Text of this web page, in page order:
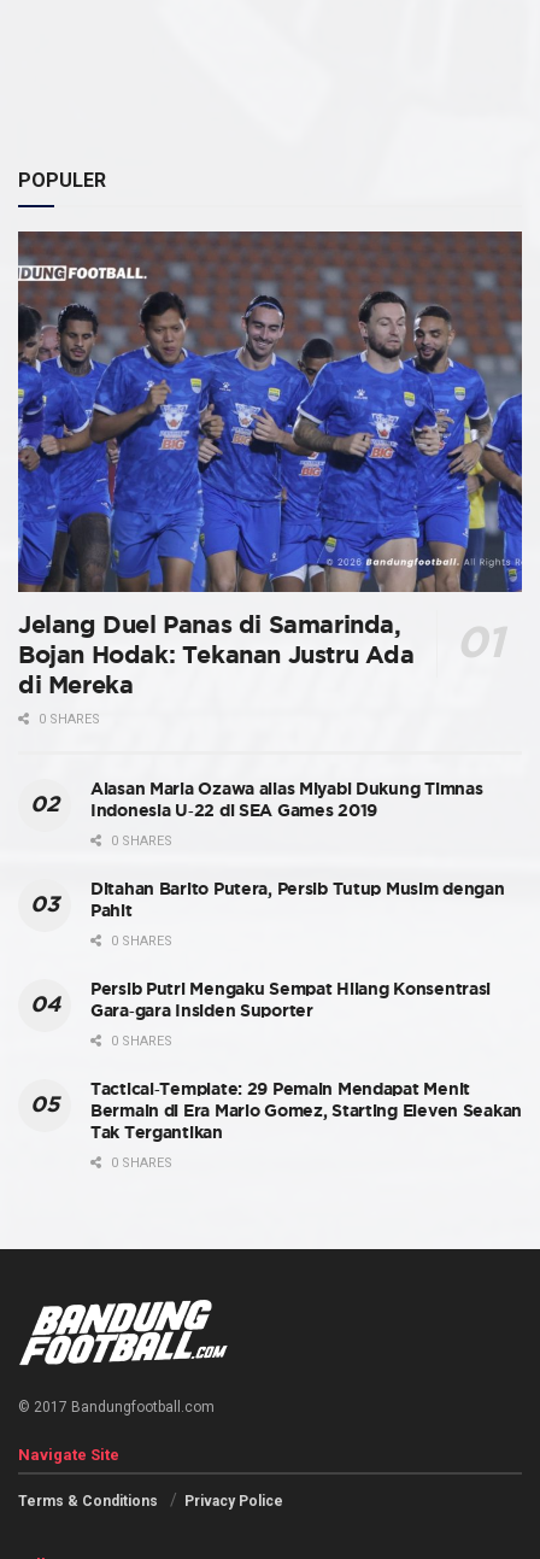
POPULER
Jelang Duel Panas di Samarinda,
Bojan Hodak: Tekanan Justru Ada
di Mereka
0 SHARES
Alasan Maria Ozawa alias Miyabi Dukung Timnas
Indonesia U-22 di SEA Games 2019
0 SHARES
Ditahan Barito Putera, Persib Tutup Musim dengan
Pahit
0 SHARES
Persib Putri Mengaku Sempat Hilang Konsentrasi
Gara-gara Insiden Suporter
0 SHARES
Tactical-Template: 29 Pemain Mendapat Menit
Bermain di Era Mario Gomez, Starting Eleven Seakan
Tak Tergantikan
0 SHARES
© 2017 Bandungfootball.com
Navigate Site
Terms & Conditions Privacy Police